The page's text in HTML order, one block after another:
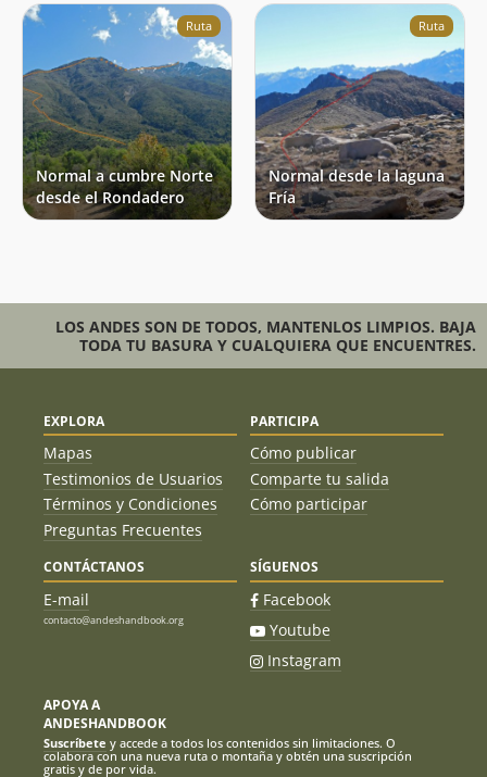
Ruta
Normal a cumbre Norte
desde el Rondadero
Ruta
Normal desde la laguna
Fría
LOS ANDES SON DE TODOS, MANTENLOS LIMPIOS. BAJA
TODA TU BASURA Y CUALQUIERA QUE ENCUENTRES.
EXPLORA
Mapas
Testimonios de Usuarios
Términos y Condiciones
Preguntas Frecuentes
PARTICIPA
Cómo publicar
Comparte tu salida
Cómo participar
CONTÁCTANOS
E-mail
contacto@andeshandbook.org
SÍGUENOS
Facebook
Youtube
Instagram
APOYA A
ANDESHANDBOOK
Suscríbete y accede a todos los contenidos sin limitaciones. O
colabora con una nueva ruta o montaña y obtén una suscripción
gratis y de por vida.